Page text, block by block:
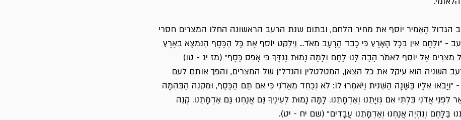
הגדול הֶאֱמיר יוסף את מחיר הלחם, ובתום שנת הרעב הראשונה החלו המצרים חסרי
- "וְלֶחֶם אֵין בְּכָל הָאָרֶץ כִּי כָבֵד הָרָעָב מְאֹד... וַיְלַקֵּט יוֹסֵף אֶת כָּל הַכֶּסֶף הַנִּמְצָא בְאֶרֶץ
מִצְרַיִם אֶל יוֹסֵף לֵאמֹר הָבָה לָּנוּ לֶחֶם וְלָמָּה נָמוּת נֶגְדֶּךָ כִּי אָפֵס כָּסֶף" (מז יג - טו)
השניה הוא עיקל את כל הצאן, המטלטלין והנדל"ן של המצרים, והפך אותם לעם
"וַיָּבֹאוּ אֵלָיו בַּשָּׁנָה הַשֵּׁנִית וַיֹּאמְרוּ לוֹ: לֹא נְכַחֵד מֵאֲדֹנִי כִּי אִם תַּם הַכֶּסֶף, וּמִקְנֵה הַבְּהֵמָה
לִפְנֵי אֲדֹנִי בִּלְתִּי אִם גְּוִיָּתֵנוּ וְאַדְמָתֵנוּ. לָמָּה נָמוּת לְעֵינֶיךָ גַּם אֲנַחְנוּ גַּם אַדְמָתֵנוּ. קְנֵה
בַּלָּחֶם וְנִהְיֶה אֲנַחְנוּ וְאַדְמָתֵנוּ עֲבָדִים" (שם יח - יט).